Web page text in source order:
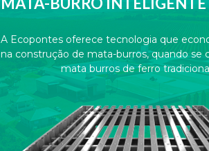
A Ecopontes oferece tecnologia que
na construção de mata-burros, quando se
mata burros de ferro